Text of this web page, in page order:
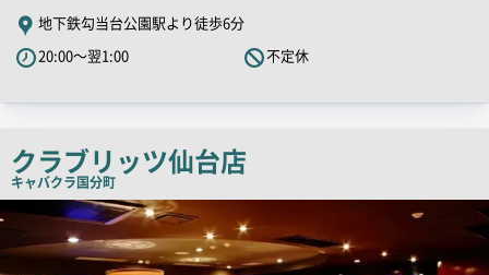
舗
PR
キ
コ
ピ
地下鉄勾当台公園駅より徒歩6分
20:00～翌1:00
不定休
クラブリッツ仙台店
キャバクラ国分町
店
舗
画